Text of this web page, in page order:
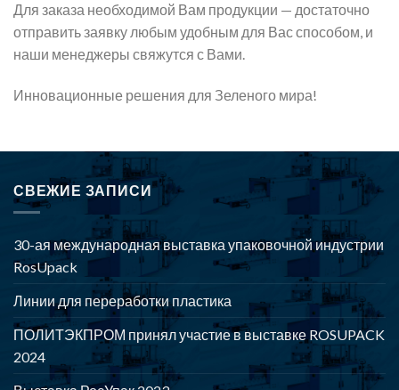
Для заказа необходимой Вам продукции — достаточно
отправить заявку любым удобным для Вас способом, и
наши менеджеры свяжутся с Вами.
Инновационные решения для Зеленого мира!
СВЕЖИЕ ЗАПИСИ
30-ая международная выставка упаковочной индустрии
RosUpack
Линии для переработки пластика
ПОЛИТЭКПРОМ принял участие в выставке ROSUPACK
2024